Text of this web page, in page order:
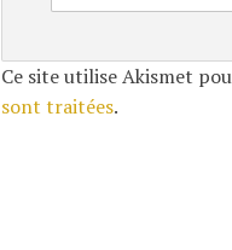
Ce site utilise Akismet
sont traitées.